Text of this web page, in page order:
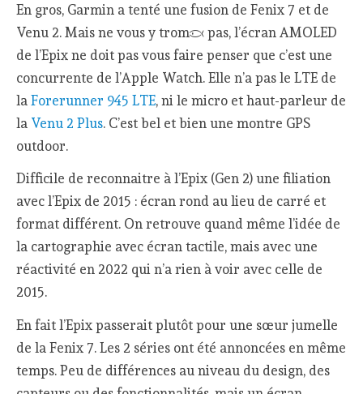
En gros, Garmin a tenté une fusion de Fenix 7 et de
Venu 2. Mais ne vous y trompez pas, l’écran AMOLED
de l’Epix ne doit pas vous faire penser que c’est une
concurrente de l’Apple Watch. Elle n’a pas le LTE de
laForerunner 945 LTE, ni le micro et haut-parleur de
la Venu 2 Plus. C’est bel et bien une montre GPS
outdoor.
Difficile de reconnaitre à l’Epix (Gen 2) une filiation
avec l’Epix de 2015 : écran rond au lieu de carré et
format différent. On retrouve quand même l’idée de
la cartographie avec écran tactile, mais avec une
réactivité en 2022 qui n’a rien à voir avec celle de
2015.
En fait l’Epix passerait plutôt pour une sœur jumelle
de la Fenix 7. Les 2 séries ont été annoncées en même
temps. Peu de différences au niveau du design, des